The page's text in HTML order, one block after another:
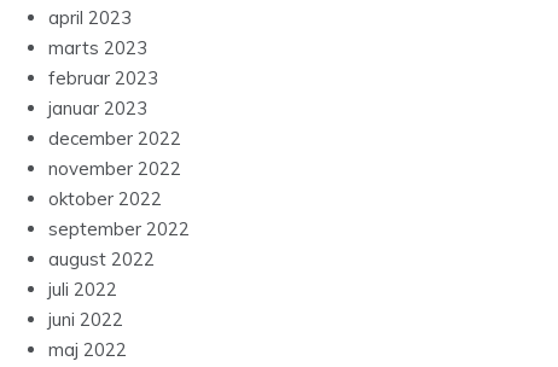
april 2023
marts 2023
februar 2023
januar 2023
december 2022
november 2022
oktober 2022
september 2022
august 2022
juli 2022
juni 2022
maj 2022